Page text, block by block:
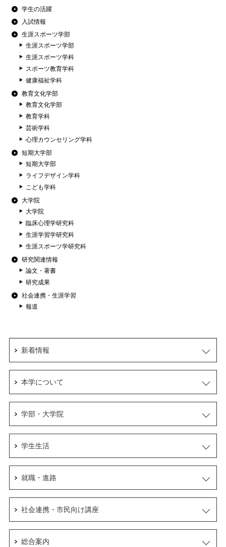
学生の活躍
入試情報
生涯スポーツ学部
生涯スポーツ学部
生涯スポーツ学科
スポーツ教育学科
健康福祉学科
教育文化学部
教育文化学部
教育学科
芸術学科
心理カウンセリング学科
短期大学部
短期大学部
ライフデザイン学科
こども学科
大学院
大学院
臨床心理学研究科
生涯学習学研究科
生涯スポーツ学研究科
研究関連情報
論文・著書
研究成果
社会連携・生涯学習
報道
新着情報
本学について
学部・大学院
学生生活
就職・進路
社会連携・市民向け講座
総合案内